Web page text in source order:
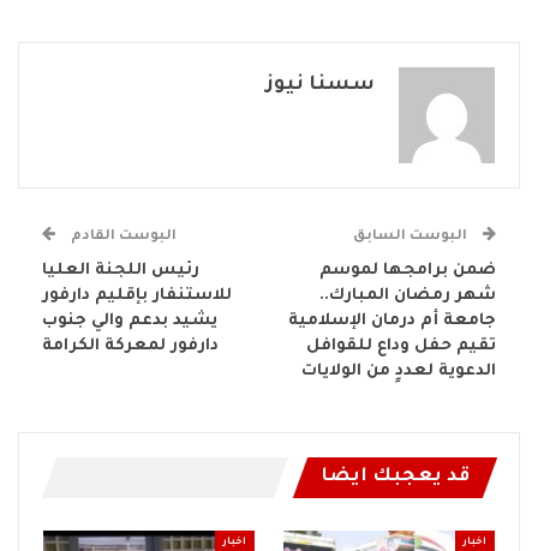
سسنا نيوز
البوست السابق
ضمن برامجها لموسم
شهر رمضان المبارك..
جامعة أم درمان الإسلامية
تقيم حفل وداع للقوافل
الدعوية لعددٍ من الولايات
البوست القادم
رئيس اللجنة العليا
للاستنفار بإقليم دارفور
يشيد بدعم والي جنوب
دارفور لمعركة الكرامة
قد يعجبك ايضا
اخبار اخبار